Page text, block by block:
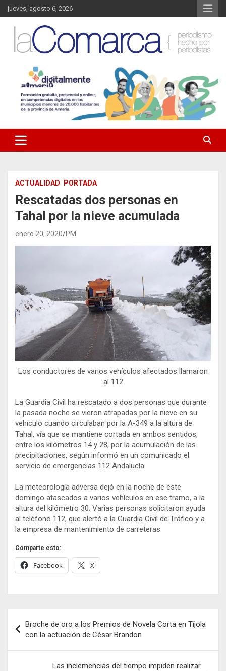
Saltar
al
contenido
jueves, agosto 6, 2026
La Comarca – Noticias del
Almanzora
Almanzora y sus localidades.
ACTUALIDAD PORTADA
Rescatadas dos personas en
Tahal por la nieve acumulada
enero 20, 2020 PM
Los conductores de varios vehículos afectados llamaron
al 112
La Guardia Civil ha rescatado a dos personas que durante
la pasada noche se vieron atrapadas por la nieve en su
vehículo cuando circulaban por la A-349 a la altura de
Tahal, vía que se mantiene cortada en ambos sentidos,
entre los kilómetros 14 y 28, por la acumulación de las
precipitaciones, según informó en un comunicado el
servicio de emergencias 112 Andalucía.
La meteorología adversa dejó en la noche de este
domingo atascados a varios vehículos en ese tramo, a la
altura del kilómetro 30. Varias personas solicitaron ayuda
al teléfono 112, que alertó a la Guardia Civil de Tráfico y a
la empresa de mantenimiento de carreteras.
Comparte esto:
Facebook X
de
entradas
Broche de oro a los Premios de Novela Corta en Tíjola
con la actuación de César Brandon
Las inclemencias del tiempo impiden realizar